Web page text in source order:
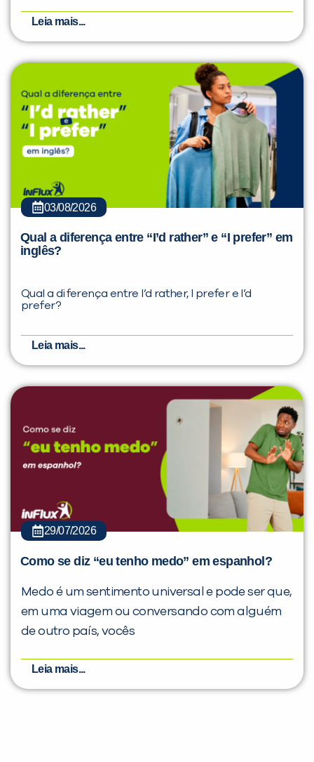
Leia mais...
03/08/2026
Qual a diferença entre “I’d rather” e “I prefer” em
inglês?
Qual a diferença entre I’d rather, I prefer e I’d
prefer?
Leia mais...
29/07/2026
Como se diz “eu tenho medo” em espanhol?
Medo é um sentimento universal e pode ser que,
em uma viagem ou conversando com alguém
de outro país, vocês
Leia mais...